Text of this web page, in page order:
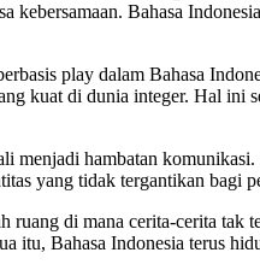
Bahasa
play dalam Bahasa
kuat di dunia integer. Hal ini
menjadi hambatan
yang tidak tergantikan bagi
di mana cerita-cerita
itu, Bahasa Indonesia terus